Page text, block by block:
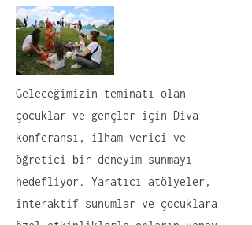
‍Geleceğimizin teminatı olan
çocuklar ve gençler için Diva
konferansı, ilham verici ve
öğretici bir deneyim sunmayı
hedefliyor. Yaratıcı atölyeler,
interaktif sunumlar ve çocuklara